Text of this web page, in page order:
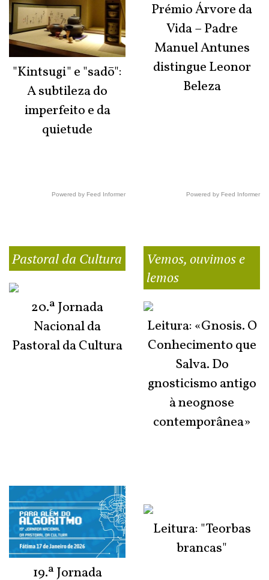
"Kintsugi" e "sadō":
A subtileza do
imperfeito e da
quietude
Powered by Feed Informer
Prémio Árvore da
Vida – Padre
Manuel Antunes
distingue Leonor
Beleza
Powered by Feed Informer
Pastoral da Cultura
20.ª Jornada
Nacional da
Pastoral da Cultura
19.ª Jornada
Vemos, ouvimos e
lemos
Leitura: «Gnosis. O
Conhecimento que
Salva. Do
gnosticismo antigo
à neognose
contemporânea»
Leitura: "Teorbas
brancas"